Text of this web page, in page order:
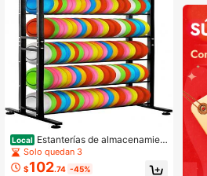
Local Estanterías de almacenamien
to de bolsas de golf de metal
Solo quedan 3
$102.74 -45%